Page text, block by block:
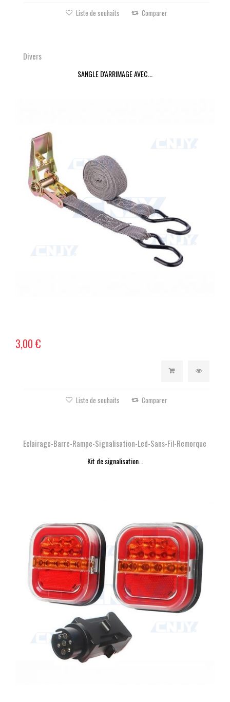
Liste de souhaits Comparer
Divers
SANGLE D'ARRIMAGE AVEC...
3,00 €
Liste de souhaits Comparer
Eclairage-Barre-Rampe-Signalisation-Led-Sans-Fil-Remorque
Kit de signalisation...